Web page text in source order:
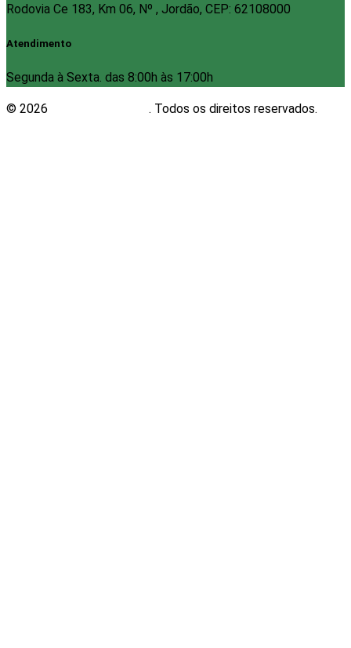
Rodovia Ce 183, Km 06, Nº , Jordão, CEP: 62108000
Atendimento
Segunda à Sexta. das 8:00h às 17:00h
© 2026 . Todos os direitos reservados.